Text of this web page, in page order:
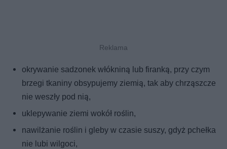
okrywanie sadzonek włókniną lub firanką, przy czym
brzegi tkaniny obsypujemy ziemią, tak aby chrząszcze
nie weszły pod nią,
uklepywanie ziemi wokół roślin,
nawilżanie roślin i gleby w czasie suszy, gdyż pchełka
nie lubi wilgoci,